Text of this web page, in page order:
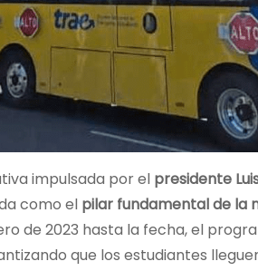
impulsada por el presidente
como el pilar fundamental de la
de 2023 hasta la fecha, el
que los estudiantes